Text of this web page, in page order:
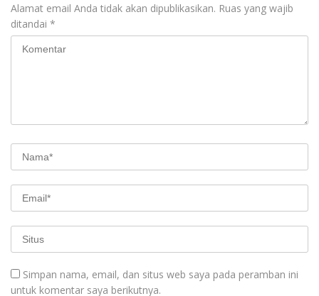
Alamat email Anda tidak akan dipublikasikan. Ruas yang wajib
ditandai *
Simpan nama, email, dan situs web saya pada peramban ini
untuk komentar saya berikutnya.